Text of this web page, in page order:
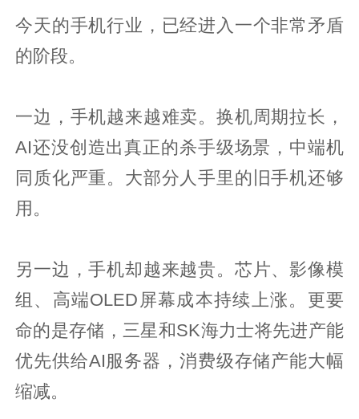
今天的手机行业，已经进入一个非常矛盾
的阶段。
一边，手机越来越难卖。换机周期拉长，
AI还没创造出真正的杀手级场景，中端机
同质化严重。大部分人手里的旧手机还够
用。
另一边，手机却越来越贵。芯片、影像模
组、高端OLED屏幕成本持续上涨。更要
命的是存储，三星和SK海力士将先进产能
优先供给AI服务器，消费级存储产能大幅
缩减。